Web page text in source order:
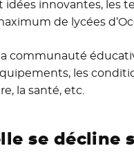
idées innovantes, les
de lycées
communauté
les
la santé, etc.
se décline